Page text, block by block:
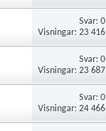
Svar: 0
Visningar: 23 416
Svar: 0
Visningar: 23 687
Svar: 0
Visningar: 24 466